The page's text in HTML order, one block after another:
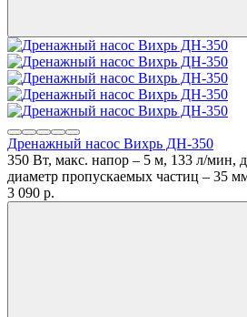
Дренажный насос Вихрь ДН-350
350 Вт, макс. напор – 5 м, 133 л/мин,
диаметр пропускаемых частиц – 35
3 090 p.